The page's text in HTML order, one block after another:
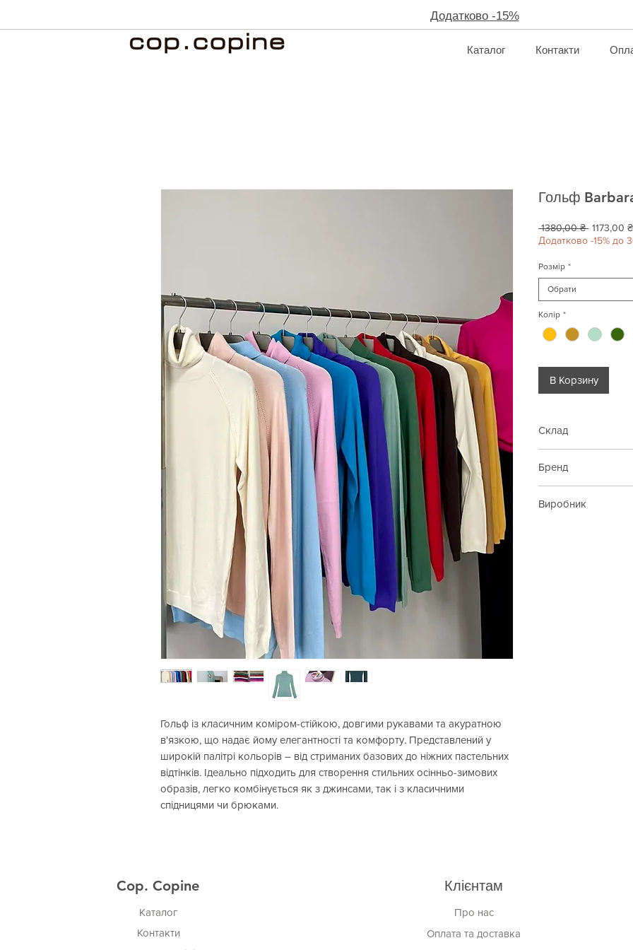
Додатково -15%
Каталог Контакти
Гольф із класичним коміром-стійкою, довгими рукавами та акуратною
в'язкою, що надає йому елегантності та комфорту. Представлений у
широкій палітрі кольорів – від стриманих базових до ніжних пастельних
відтінків. Ідеально підходить для створення стильних осінньо-зимових
образів, легко комбінується як з джинсами, так і з класичними
спідницями чи брюками.
Гольф
1380,00 ₴ Звичайна
ціна
1173,00 ₴
Додатково -15% до
Розмір *
Обрати
Колір *
В Корзину
Склад
Бренд
Виробник
Cop. Copine
Каталог
Контакти
Клієнтам
Про нас
Оплата та доставка